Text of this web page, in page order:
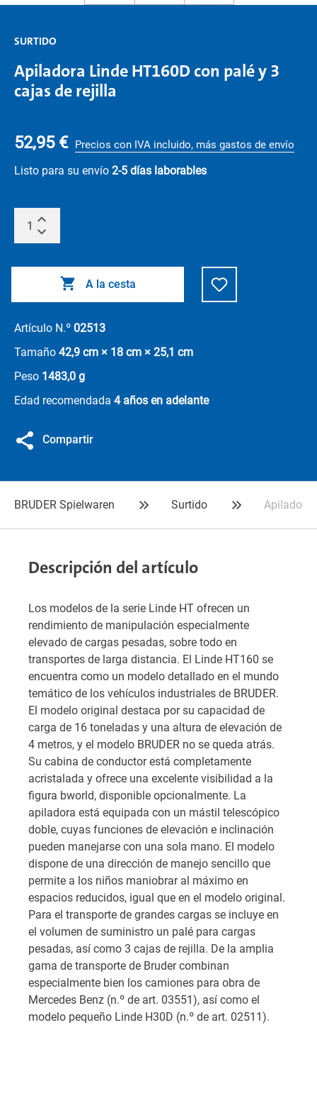
SURTIDO
Apiladora Linde HT160D con palé y 3
cajas de rejilla
52,95 € Precios con IVA incluido, más gastos de envío
Listo para su envío 2-5 días laborables
A la cesta
Artículo N.º 02513
Tamaño 42,9 cm × 18 cm × 25,1 cm
Peso 1483,0 g
Edad recomendada 4 años en adelante
Compartir
BRUDER Spielwaren Surtido Apiladora
Descripción del artículo
Los modelos de la serie Linde HT ofrecen un
rendimiento de manipulación especialmente
elevado de cargas pesadas, sobre todo en
transportes de larga distancia. El Linde HT160 se
encuentra como un modelo detallado en el mundo
temático de los vehículos industriales de BRUDER.
El modelo original destaca por su capacidad de
carga de 16 toneladas y una altura de elevación de
4 metros, y el modelo BRUDER no se queda atrás.
Su cabina de conductor está completamente
acristalada y ofrece una excelente visibilidad a la
figura bworld, disponible opcionalmente. La
apiladora está equipada con un mástil telescópico
doble, cuyas funciones de elevación e inclinación
pueden manejarse con una sola mano. El modelo
dispone de una dirección de manejo sencillo que
permite a los niños maniobrar al máximo en
espacios reducidos, igual que en el modelo original.
Para el transporte de grandes cargas se incluye en
el volumen de suministro un palé para cargas
pesadas, así como 3 cajas de rejilla. De la amplia
gama de transporte de Bruder combinan
especialmente bien los camiones para obra de
Mercedes Benz (n.º de art. 03551), así como el
modelo pequeño Linde H30D (n.º de art. 02511).